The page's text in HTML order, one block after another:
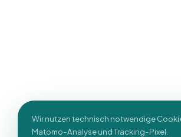
Wir nutzen technisch notwendige
Matomo-Analyse und Tracking-Pixel.